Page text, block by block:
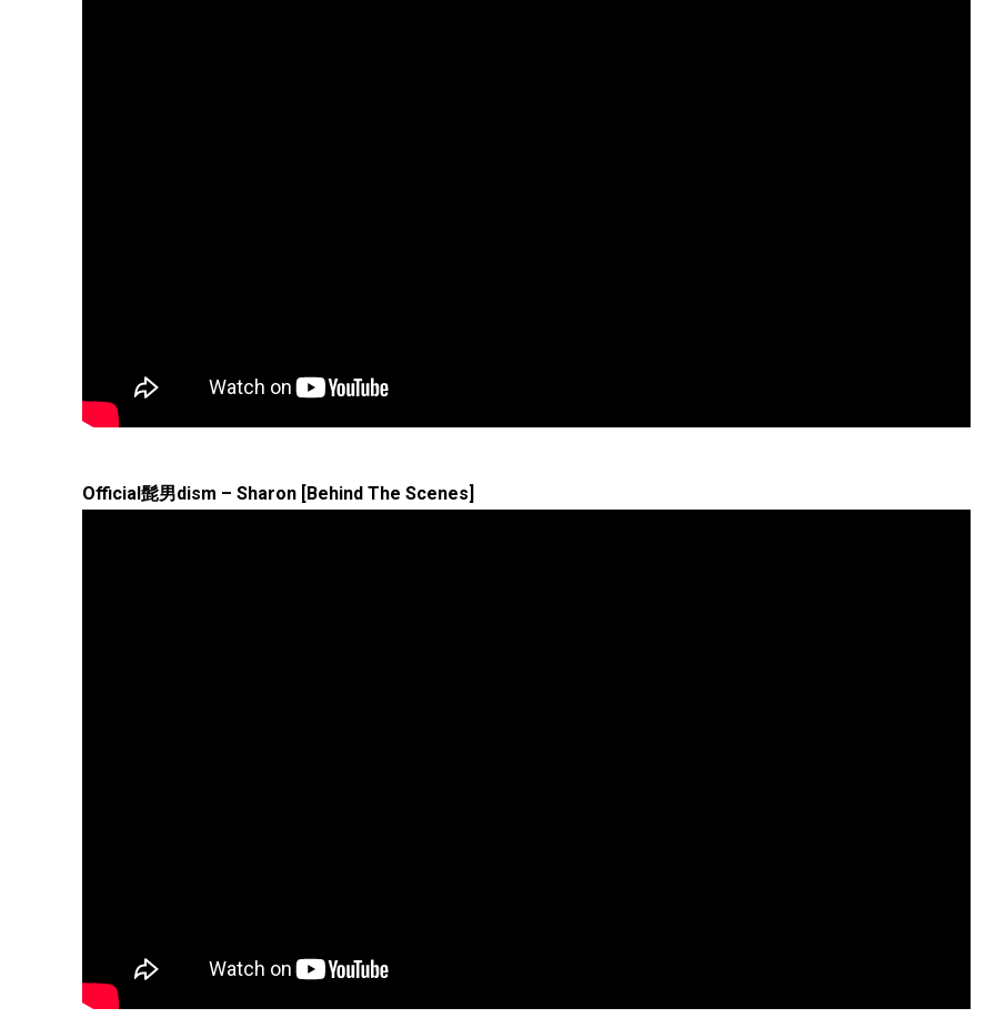
Official髭男dism – Sharon [Behind The Scenes]